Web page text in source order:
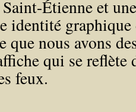
Étienne et
identité
que nous avons
qui se reflète
feux.